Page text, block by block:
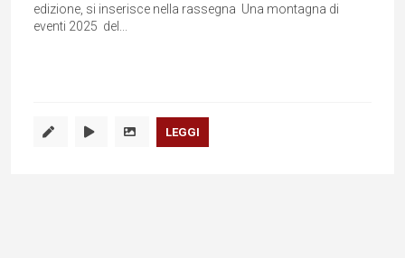
edizione, si inserisce nella rassegna Una montagna di
eventi 2025 del...
LEGGI